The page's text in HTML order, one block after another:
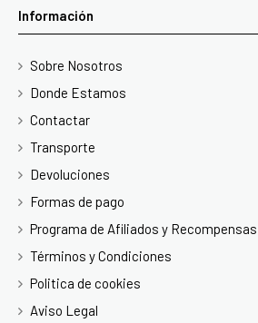
Información
Sobre Nosotros
Donde Estamos
Contactar
Transporte
Devoluciones
Formas de pago
Programa de Afiliados y Recompensas
Términos y Condiciones
Politica de cookies
Aviso Legal